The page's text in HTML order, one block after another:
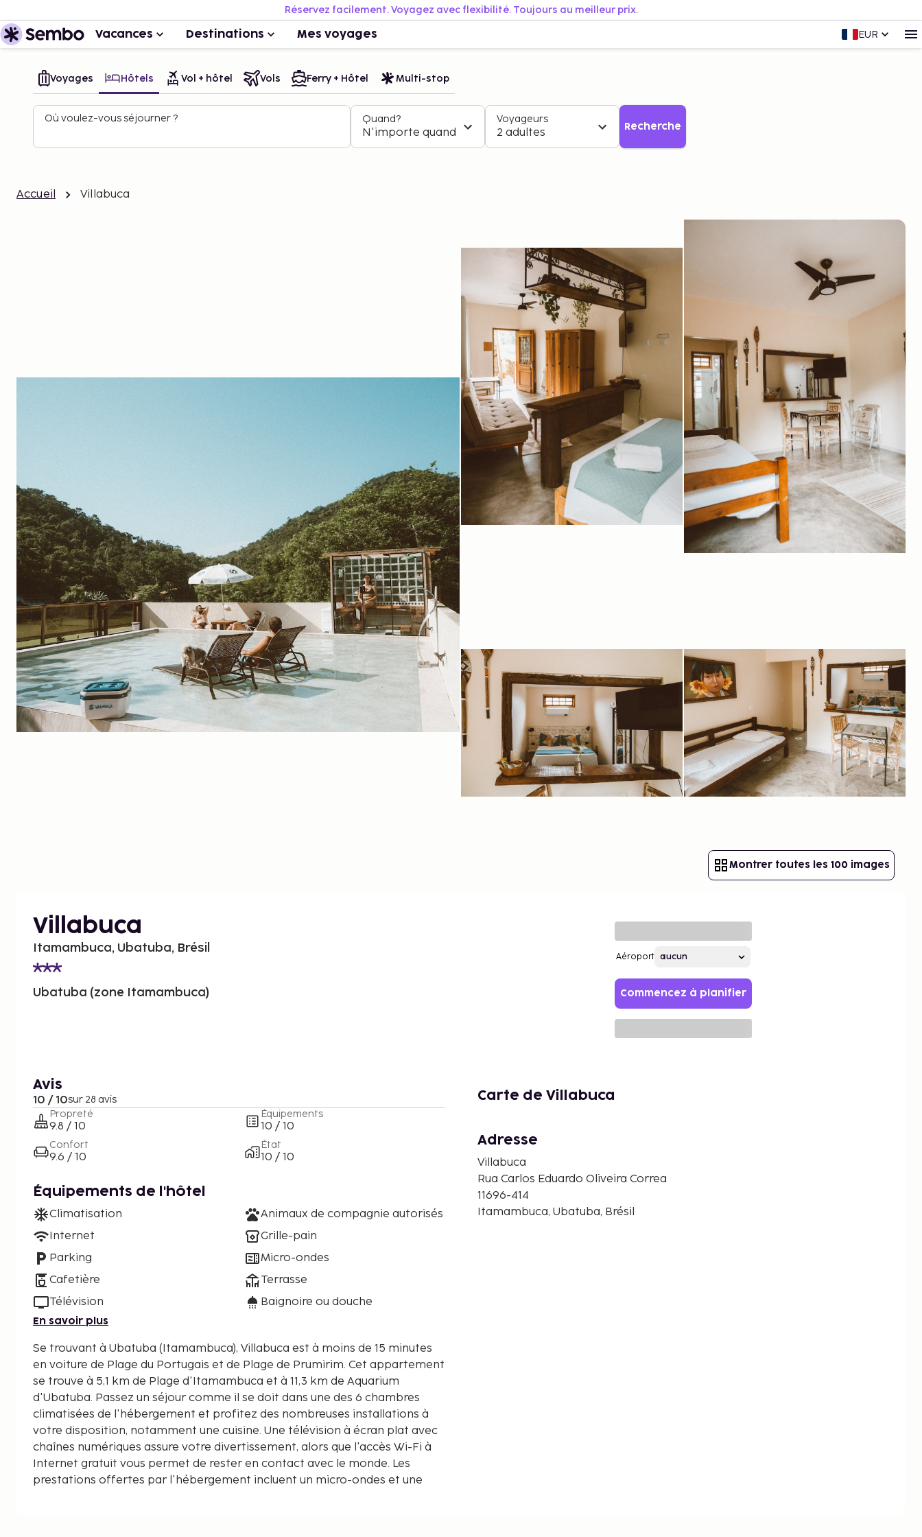
Réservez facilement. Voyagez avec flexibilité. Toujours au meilleur prix.
Vacances Destinations Mes voyages EUR
Voyages Hôtels Vol + hôtel Vols Ferry + Hôtel Multi-stop
Où voulez-vous séjourner ? Quand?
N'importe quand
Voyageurs
2 adultes Recherche
Accueil Villabuca
Montrer toutes les 100 images
Villabuca
Itamambuca, Ubatuba, Brésil
Ubatuba (zone Itamambuca)
Aéroport
Commencez à planifier
Avis
10 / 10sur 28 avis
Propreté
9.8 / 10
Confort
9.6 / 10
Équipements
10 / 10
État
10 / 10
Équipements de l'hôtel
Climatisation
Internet
Parking
Cafetière
Télévision
Animaux de compagnie autorisés
Grille-pain
Micro-ondes
Terrasse
Baignoire ou douche
En savoir plus
Se trouvant à Ubatuba (Itamambuca), Villabuca est à moins de 15 minutes
en voiture de Plage du Portugais et de Plage de Prumirim. Cet appartement
se trouve à 5,1 km de Plage d'Itamambuca et à 11,3 km de Aquarium
d'Ubatuba. Passez un séjour comme il se doit dans une des 6 chambres
climatisées de l'hébergement et profitez des nombreuses installations à
votre disposition, notamment une cuisine. Une télévision à écran plat avec
chaînes numériques assure votre divertissement, alors que l'accès Wi-Fi à
Internet gratuit vous permet de rester en contact avec le monde. Les
prestations offertes par l'hébergement incluent un micro-ondes et une
Carte de Villabuca
Adresse
Villabuca
Rua Carlos Eduardo Oliveira Correa
11696-414
Itamambuca, Ubatuba, Brésil